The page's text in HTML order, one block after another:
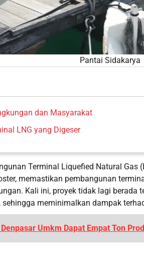
Pantai Sidakarya
dan Masyarakat
LNG yang Digeser
Terminal Liquefied Natural Gas
memastikan pembangunan
Kali ini, proyek tidak lagi
sehingga meminimalkan dampak
Umkm Dapat Empat Ton